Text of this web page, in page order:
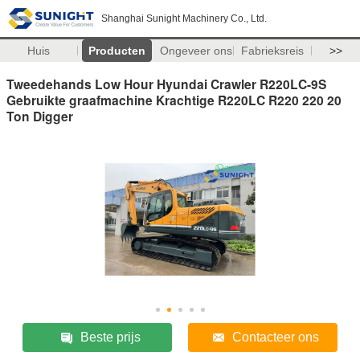
Shanghai Sunight Machinery Co., Ltd.
Huis Producten Ongeveer ons Fabrieksreis >>
Tweedehands Low Hour Hyundai Crawler R220LC-9S
Gebruikte graafmachine Krachtige R220LC R220 220 20
Ton Digger
Beste prijs Contacteer ons